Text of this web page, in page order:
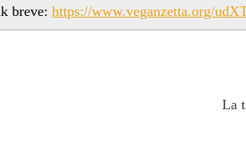
breve:https://www.veganzetta.org/
La